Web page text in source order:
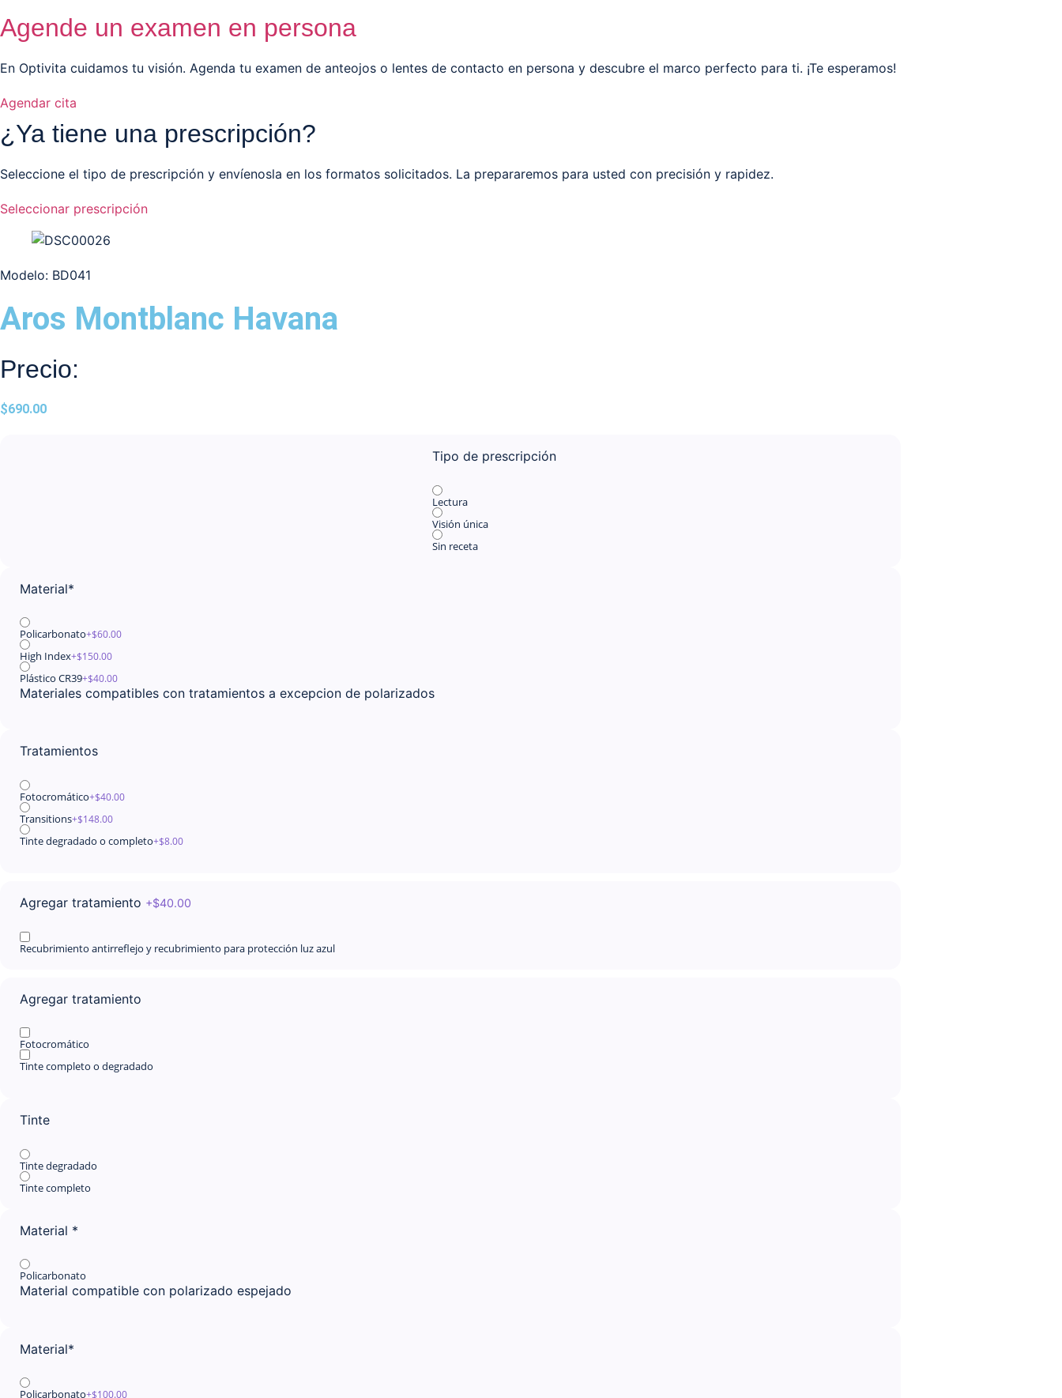
Agende un examen en persona
En Optivita cuidamos tu visión. Agenda tu examen de anteojos o lentes de contacto en persona y descubre el marco perfecto para ti. ¡Te esperamos!
Agendar cita
¿Ya tiene una prescripción?
Seleccione el tipo de prescripción y envíenosla en los formatos solicitados. La prepararemos para usted con precisión y rapidez.
Seleccionar prescripción
Modelo: BD041
Aros Montblanc Havana
Precio:
$690.00
Tipo de prescripción
Lectura
Visión única
Sin receta
Material*
Policarbonato+$60.00
High Index+$150.00
Plástico CR39+$40.00
Materiales compatibles con tratamientos a excepcion de polarizados
Tratamientos
Fotocromático+$40.00
Transitions+$148.00
Tinte degradado o completo+$8.00
Agregar tratamiento +$40.00
Recubrimiento antirreflejo y recubrimiento para protección luz azul
Agregar tratamiento
Fotocromático
Tinte completo o degradado
Tinte
Tinte degradado
Tinte completo
Material *
Policarbonato
Material compatible con polarizado espejado
Material*
Policarbonato+$100.00